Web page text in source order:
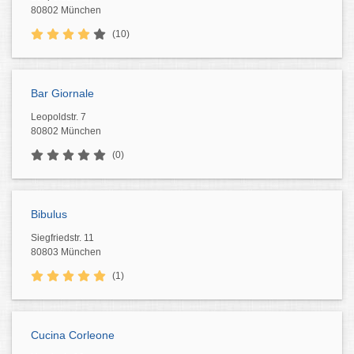
Ganz im Gegensatz zu unserer deutschen Trilogie aus Vorspeise,
80802 München
(10)
Bar Giornale
Leopoldstr. 7
80802 München
(0)
Bibulus
Siegfriedstr. 11
80803 München
(1)
Cucina Corleone